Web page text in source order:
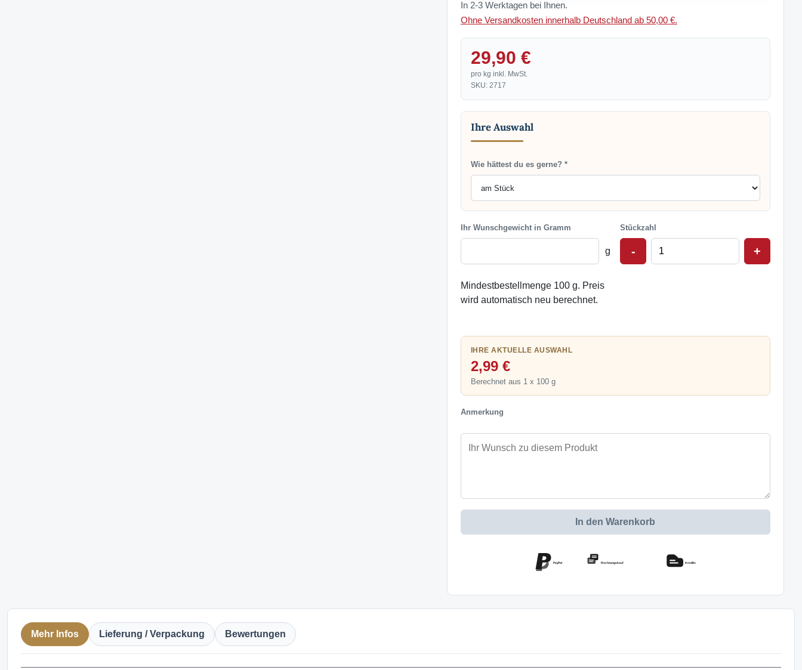
In 2-3 Werktagen bei Ihnen.
Ohne Versandkosten innerhalb Deutschland ab 50,00 €.
29,90 €
pro kg inkl. MwSt.
SKU: 2717
Ihre Auswahl
Wie hättest du es gerne? *
Ihr Wunschgewicht in Gramm
g
Mindestbestellmenge 100 g. Preis
wird automatisch neu berechnet.
Stückzahl
- +
IHRE AKTUELLE AUSWAHL
2,99 €
Berechnet aus 1 x 100 g
Anmerkung
In den Warenkorb
PayPal Rechnungskauf Kreditkarte
Mehr Infos Lieferung / Verpackung Bewertungen